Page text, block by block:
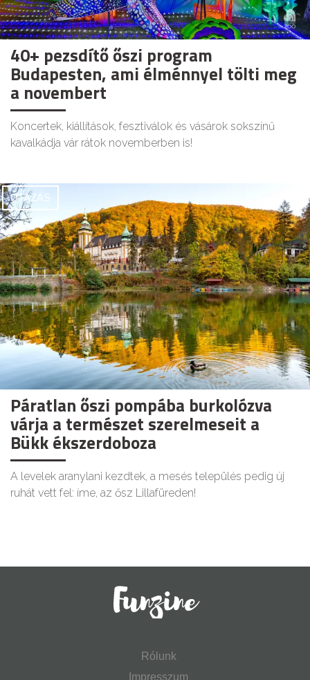
40+ pezsdítő őszi program
Budapesten, ami élménnyel tölti meg
a novembert
Koncertek, kiállítások, fesztiválok és vásárok sokszínű
kavalkádja vár rátok novemberben is!
UTAZÁS
Páratlan őszi pompába burkolózva
várja a természet szerelmeseit a
Bükk ékszerdoboza
A levelek aranylani kezdtek, a mesés település pedig új
ruhát vett fel: íme, az ősz Lillafüreden!
Rólunk
Impresszum